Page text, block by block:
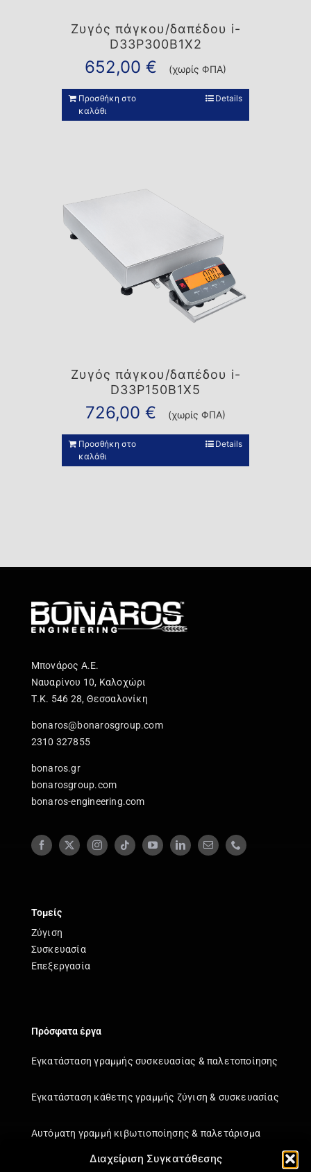
Διαχείριση Συγκατάθεσης
Ζυγός πάγκου/δαπέδου i-
D33P300B1X2
652,00 € (χωρίς ΦΠΑ)
Προσθήκη στο
καλάθι
Details
Ζυγός πάγκου/δαπέδου i-
D33P150B1X5
726,00 € (χωρίς ΦΠΑ)
Προσθήκη στο
καλάθι
Details
Μπονάρος Α.Ε.
Ναυαρίνου 10, Καλοχώρι
Τ.Κ. 546 28, Θεσσαλονίκη
bonaros@bonarosgroup.com
2310 327855
bonaros.gr
bonarosgroup.com
bonaros-engineering.com
Τομείς
Ζύγιση
Συσκευασία
Επεξεργασία
Πρόσφατα έργα
Εγκατάσταση γραμμής συσκευασίας & παλετοποίησης
Εγκατάσταση κάθετης γραμμής ζύγιση & συσκευασίας
Αυτόματη γραμμή κιβωτιοποίησης & παλετάρισμα